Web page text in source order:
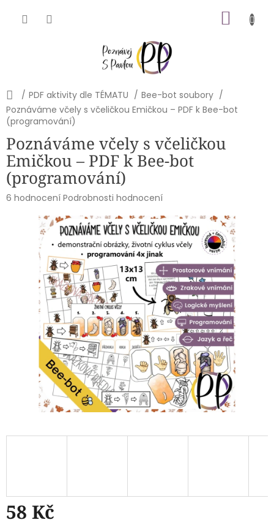
Domů
/ PDF aktivity dle TÉMATU / Bee-bot soubory /
Poznáváme včely s včeličkou Emičkou – PDF k Bee-bot
(programování)
Poznáváme včely s včeličkou
Emičkou – PDF k Bee-bot
(programování)
Průměrné
produktu
hvězdiček.
6 hodnocení Podrobnosti hodnocení
58 Kč